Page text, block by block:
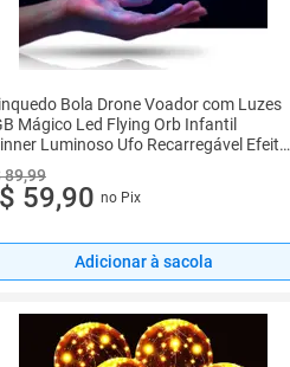
Bola Drone Voador com Luzes
Mágico Led Flying Orb Infantil
Luminoso Ufo Recarregável Efeito
Controle por Gesto
89,99
59,90 no Pix
Adicionar à sacola